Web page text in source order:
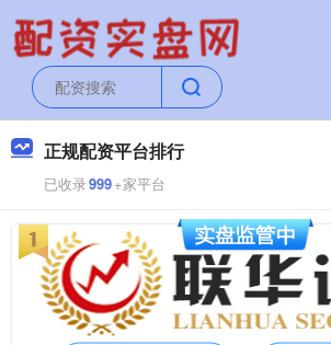
正规配资平台排行
已收录999+家平台